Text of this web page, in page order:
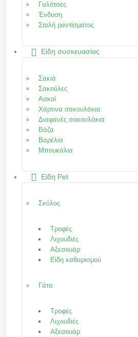
Γαλότσες
Ένδυση
Στολή ραντίσματος
Είδη συσκευασίας
Σακιά
Σακούλες
Ασκοί
Χάρτινα σακουλάκια
Διαφανές σακουλάκια
Βάζα
Βαρέλια
Μπουκάλια
Είδη Pet
Σκύλος
Τροφές
Λιχουδιές
Αξεσουάρ
Είδη καθαρισμού
Γάτα
Τροφές
Λιχουδιές
Αξεσουάρ